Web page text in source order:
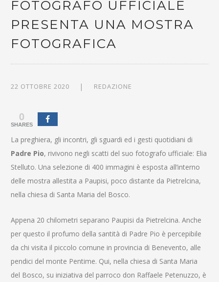
FOTOGRAFO UFFICIALE
PRESENTA UNA MOSTRA
FOTOGRAFICA
22 OTTOBRE 2020 REDAZIONE
0
SHARES
La preghiera, gli incontri, gli sguardi ed i gesti quotidiani di
Padre Pio, rivivono negli scatti del suo fotografo ufficiale: Elia
Stelluto. Una selezione di 400 immagini è esposta all’interno
delle mostra allestita a Paupisi, poco distante da Pietrelcina,
nella chiesa di Santa Maria del Bosco.
Appena 20 chilometri separano Paupisi da Pietrelcina. Anche
per questo il profumo della santità di Padre Pio è percepibile
da chi visita il piccolo comune in provincia di Benevento, alle
pendici del monte Pentime. Qui, nella chiesa di Santa Maria
del Bosco, su iniziativa del parroco don Raffaele Petenuzzo, è